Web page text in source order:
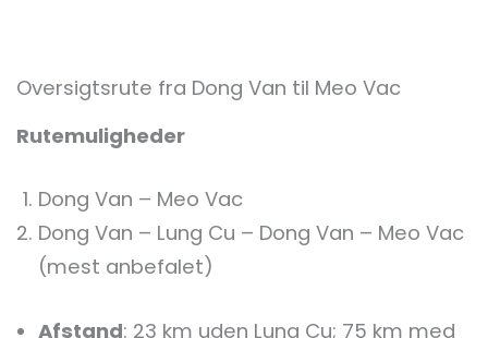
Oversigtsrute fra Dong Van til Meo Vac
Rutemuligheder
Dong Van – Meo Vac
Dong Van – Lung Cu – Dong Van – Meo Vac
(mest anbefalet)
Afstand: 23 km uden Lung Cu; 75 km med